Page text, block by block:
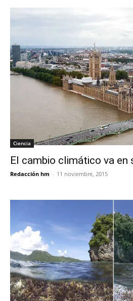
Ciencia
El cambio climático va en
Redacción hm - 11 noviembre, 2015